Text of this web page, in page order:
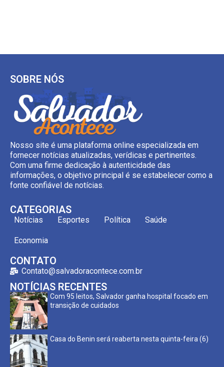
SOBRE NÓS
Nosso site é uma plataforma online especializada em
fornecer notícias atualizadas, verídicas e pertinentes.
Com uma firme dedicação à autenticidade das
informações, o objetivo principal é se estabelecer como a
fonte confiável de notícias.
CATEGORIAS
Notícias Esportes Política Saúde
Economia
CONTATO
Contato@salvadoracontece.com.br
NOTÍCIAS RECENTES
Com 95 leitos, Salvador ganha hospital focado em
transição de cuidados
Casa do Benin será reaberta nesta quinta-feira (6)